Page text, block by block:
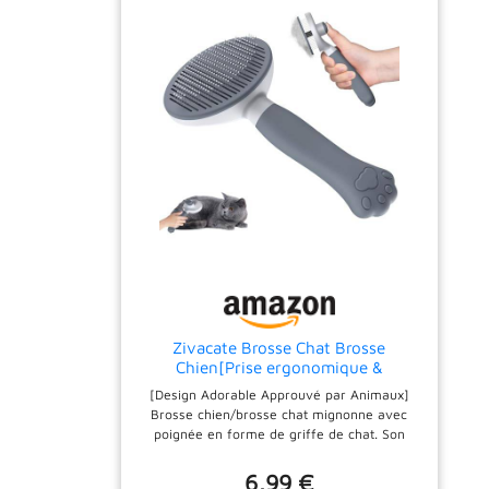
Animaux ! Ce Trimmer Chien , Chat , Lapin..
Démele, Masse et Brosse Tous vos Animaux
à Fourrure: Berger Australien Golden
Retriever Labrador Caniche Huusk Maine
Coon Persan Cobaye Chiot Crinière Des
Chevaux ..
Accessoire de Démêlage
Professionnel : Recommandé par les
Eleveurs et les Vétérinaires, Cette Brosse
pour Chat Poil Long est aussi une Brosse a
Chien Indispensable à la Maison. Brosser
régulièrement son animal évite les Poils dans
la Maison, sur les Vêtements..
Clem Provence vous Offre une Garantie à
Vie et Notre Service Client est à Votre Écoute
Zivacate Brosse Chat Brosse
Chien[Prise ergonomique &
nettoyage en un clic & Patented
Design] Outil pour
chiens/chats/lapins à poil court et
long, Chien Accessoires(gris)
[Design Adorable Approuvé par Animaux]
Brosse chien/brosse chat mignonne avec
poignée en forme de griffe de chat. Son
vos amis à fourrure. Doublez le plaisir avec
6,99 €